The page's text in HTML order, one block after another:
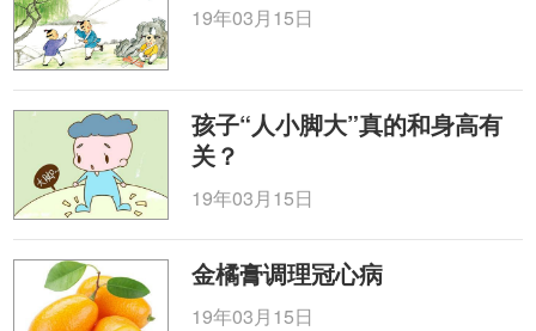
19年03月15日
孩子“人小脚大”真的和身高有
关？
19年03月15日
金橘膏调理冠心病
19年03月15日